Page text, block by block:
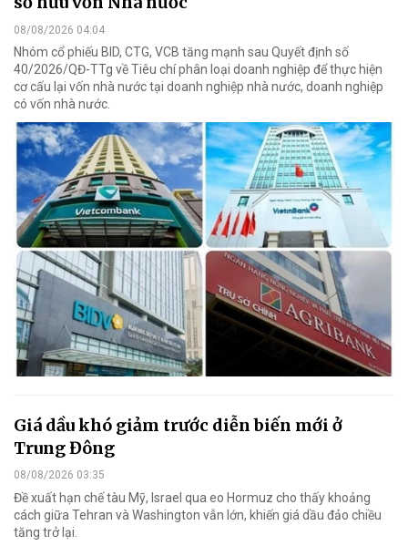
08/08/2026 04:04
Nhóm cổ phiếu BID, CTG, VCB tăng mạnh sau Quyết định số
40/2026/QĐ-TTg về Tiêu chí phân loại doanh nghiệp để thực hiện
cơ cấu lại vốn nhà nước tại doanh nghiệp nhà nước, doanh nghiệp
có vốn nhà nước.
Giá dầu khó giảm trước diễn biến mới ở
Trung Đông
08/08/2026 03:35
Đề xuất hạn chế tàu Mỹ, Israel qua eo Hormuz cho thấy khoảng
cách giữa Tehran và Washington vẫn lớn, khiến giá dầu đảo chiều
tăng trở lại.